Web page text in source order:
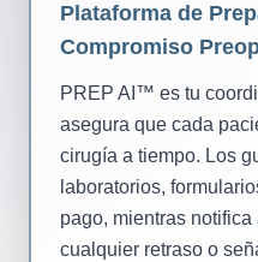
Plataforma de
Compromiso
PREP AI™ es tu
asegura que cada
cirugía a tiempo. Los
laboratorios,
pago, mientras
cualquier retraso o